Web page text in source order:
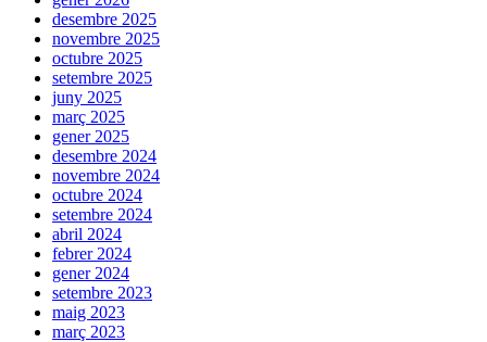
desembre 2025
novembre 2025
octubre 2025
setembre 2025
juny 2025
març 2025
gener 2025
desembre 2024
novembre 2024
octubre 2024
setembre 2024
abril 2024
febrer 2024
gener 2024
setembre 2023
maig 2023
març 2023